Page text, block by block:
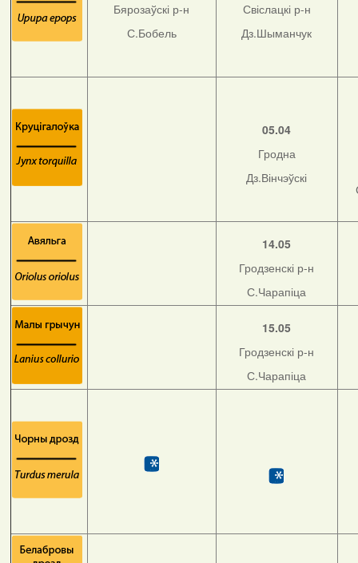
Бярозаўскі р-н
С.Бобель
Свіслацкі р-н
Дз.Шыманчук
05.04
Гродна
Дз.Вінчэўскі
14.05
Гродзенскі р-н
С.Чарапіца
15.05
Гродзенскі р-н
С.Чарапіца